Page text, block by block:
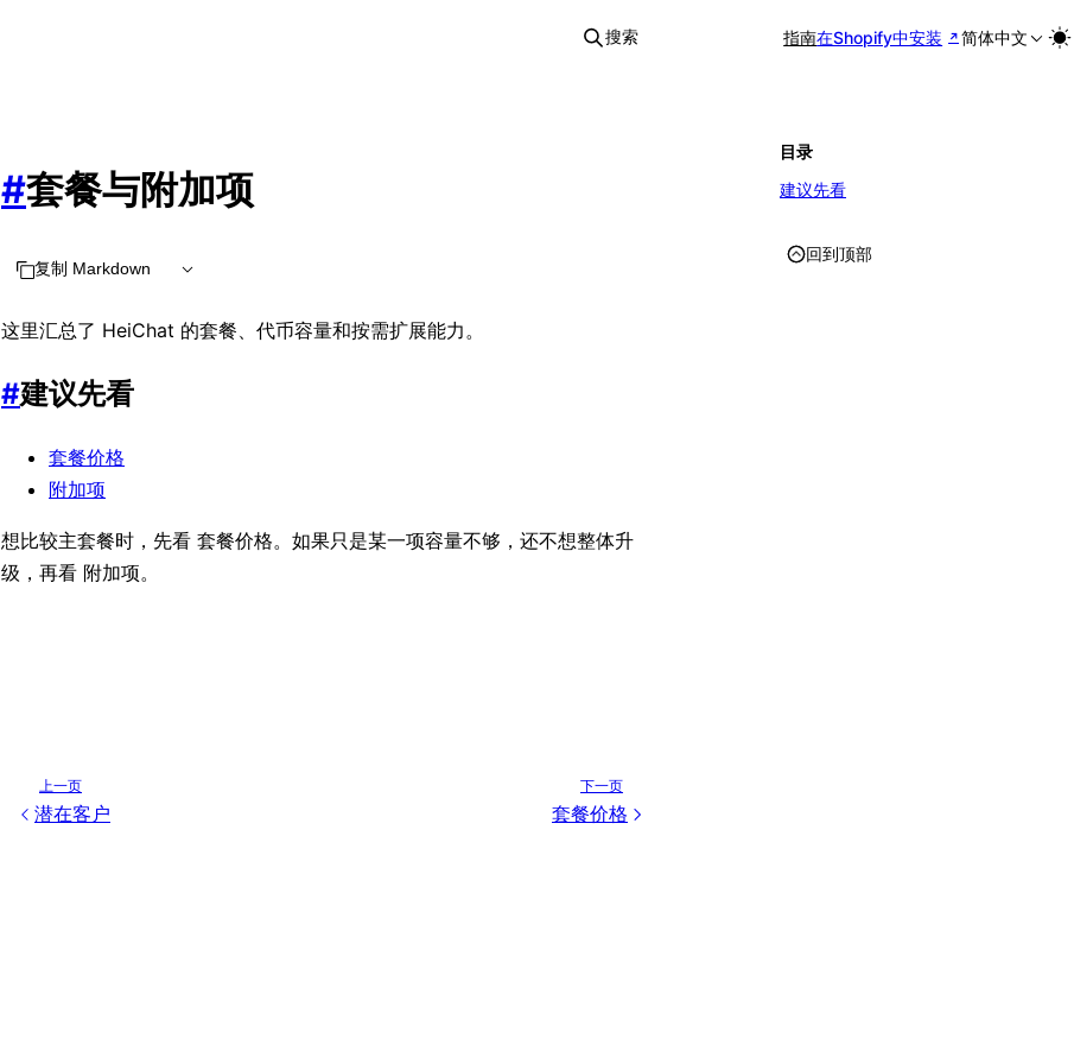
搜索 指南在Shopify中安装 简体中文
#套餐与附加项
复制 Markdown
这里汇总了 HeiChat 的套餐、代币容量和按需扩展能力。
#建议先看
套餐价格
附加项
想比较主套餐时，先看 套餐价格。如果只是某一项容量不够，还不想整体升
级，再看 附加项。
上一页
潜在客户
下一页
套餐价格
目录
建议先看
回到顶部